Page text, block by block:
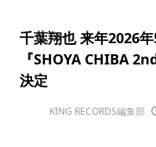
千葉翔也 来年2026
『SHOYA CHIBA
決定
KING RECORDS編集部